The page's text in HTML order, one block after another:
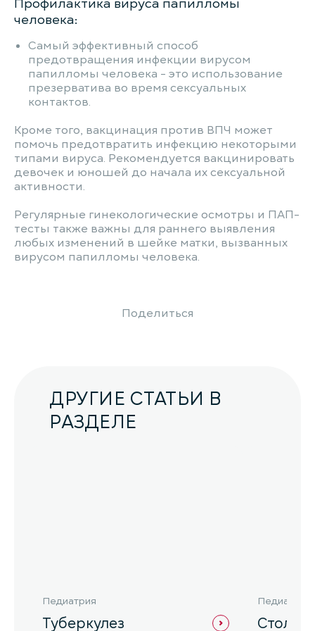
человека:
Самый эффективный способ
предотвращения инфекции вирусом
папилломы человека - это использование
презерватива во время сексуальных
контактов.
Кроме того, вакцинация против ВПЧ может
помочь предотвратить инфекцию некоторыми
типами вируса. Рекомендуется вакцинировать
девочек и юношей до начала их сексуальной
активности.
Регулярные гинекологические осмотры и ПАП-
тесты также важны для раннего выявления
любых изменений в шейке матки, вызванных
вирусом папилломы человека.
Поделиться
ДРУГИЕ СТАТЬИ В
РАЗДЕЛЕ
Педиатрия
Туберкулез
Педиатрия